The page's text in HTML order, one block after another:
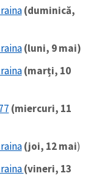
(duminică,
(luni, 9 mai)
(marți, 10
(miercuri, 11
(joi, 12 mai)
(vineri, 13